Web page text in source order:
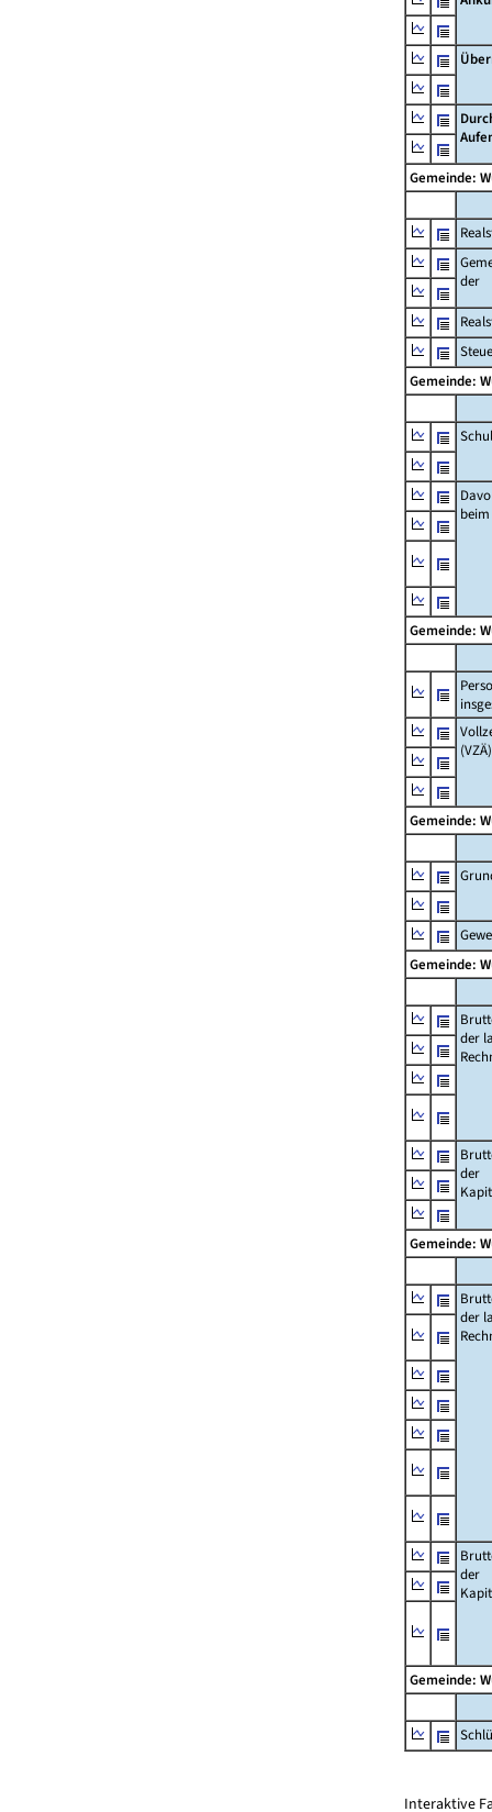
Gemeinde:
der
Gemeinde:
beim
Gemeinde:
(VZÄ)
Gemeinde:
Gemeinde:
der
der
Gemeinde:
der
der
Gemeinde:
Interaktive